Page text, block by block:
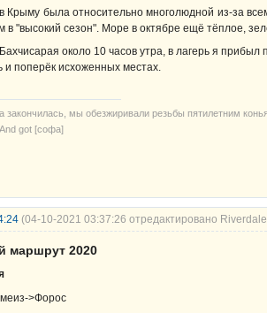
Крыму была относительно многолюдной из-за
в "высокий сезон". Море в октябре ещё тёплое,
около 10 часов утра, в лагерь я
и поперёк исхоженных местах.
закончилась, мы обезжиривали резьбы пятилетним
got [софа]
(04-10-2021 03:37:26 отредактировано
маршрут 2020
>Форос